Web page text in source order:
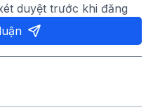
duyệt trước khi đăng